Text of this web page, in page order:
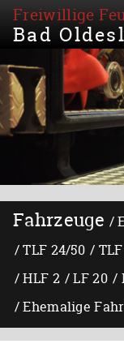
Freiwillige
Bad
Fahrzeuge
TLF 24/50
HLF 2
LF 20
Ehemalige